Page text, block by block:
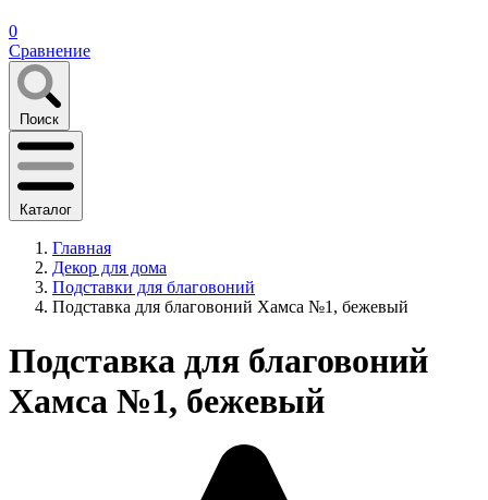
0
Сравнение
Поиск
Каталог
Главная
Декор для дома
Подставки для благовоний
Подставка для благовоний Хамса №1, бежевый
Подставка для благовоний
Хамса №1, бежевый